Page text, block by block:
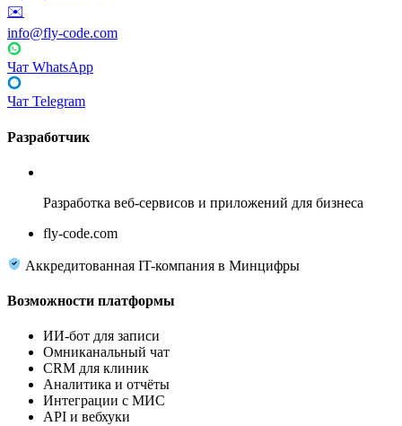
✉️
info@fly-code.com
Чат WhatsApp
Чат Telegram
Разработчик
Разработка веб-сервисов и приложений для бизнеса
fly-code.com
Аккредитованная IT-компания в Минцифры
Возможности платформы
ИИ-бот для записи
Омниканальный чат
CRM для клиник
Аналитика и отчёты
Интеграции с МИС
API и вебхуки